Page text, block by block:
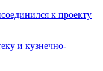
к проекту
и кузнечно-